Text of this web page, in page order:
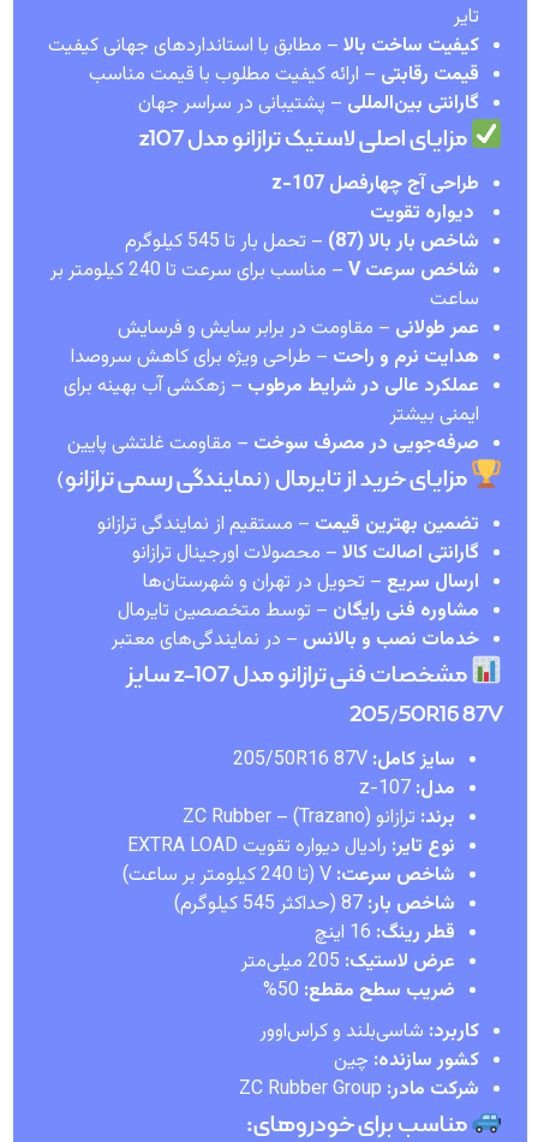
تایر
کیفیت ساخت بالا – مطابق با استانداردهای جهانی کیفیت
قیمت رقابتی – ارائه کیفیت مطلوب با قیمت مناسب
گارانتی بین‌المللی – پشتیبانی در سراسر جهان
مزایای اصلی لاستیک ترازانو مدل z107
طراحیآج چهارفصل z-107
دیواره تقویت
شاخص بار بالا (87)
– تحمل بار تا 545 کیلوگرم
شاخص سرعت V
– مناسب برای سرعت تا 240 کیلومتر بر
ساعت
عمر طولانی – مقاومت در برابر سایش و فرسایش
هدایت نرم و راحت – طراحی ویژه برای کاهش سروصدا
عملکرد عالی در شرایط مرطوب – زهکشی آب بهینه برای
ایمنی بیشتر
صرفه‌جویی در مصرف سوخت – مقاومت غلتشی پایین
مزایای خرید از تایرمال (نمایندگی رسمی ترازانو)
تضمین بهترین قیمت – مستقیم از نمایندگی ترازانو
گارانتی اصالت کالا – محصولات اورجینال ترازانو
ارسال سریع – تحویل در تهران و شهرستان‌ها
مشاوره فنی رایگان – توسط متخصصین تایرمال
خدمات نصب و بالانس – در نمایندگی‌های معتبر
مشخصات فنی ترازانو مدل z-107 سایز
205/50R16 87V
سایز کامل:
مدل:
برند: ترازانو (Trazano) – ZC Rubber
نوع تایر: رادیال دیواره تقویت EXTRA LOAD
شاخص سرعت:
شاخص بار:
قطر رینگ:
عرض لاستیک:
ضریب سطح مقطع:
کاربرد: شاسی‌بلند و کراس‌اوور
کشور سازنده: چین
شرکت مادر:
مناسب برای خودروهای: